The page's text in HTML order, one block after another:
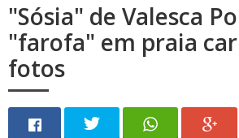
"Sósia" de Valesca
"farofa" em praia
fotos